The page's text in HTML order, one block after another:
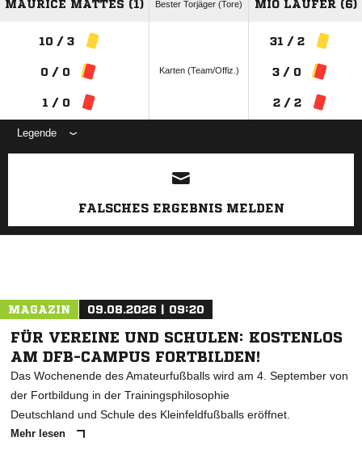
MAURICE MATTES (1) Bester Torjäger (Tore) MIO LÄUFER (6)
10 / 3
0 / 0
1 / 0
Karten (Team/Offiz.)
31 / 2
3 / 0
2 / 2
Legende
ANZEIGE
FALSCHES ERGEBNIS MELDEN
MAGAZIN 09.08.2026 | 09:20
FÜR VEREINE UND SCHULEN: KOSTENLOS
AM DFB-CAMPUS FORTBILDEN!
Das Wochenende des Amateurfußballs wird am 4. September von
der Fortbildung in der Trainingsphilosophie
Deutschland und Schule des Kleinfeldfußballs eröffnet.
Mehr lesen